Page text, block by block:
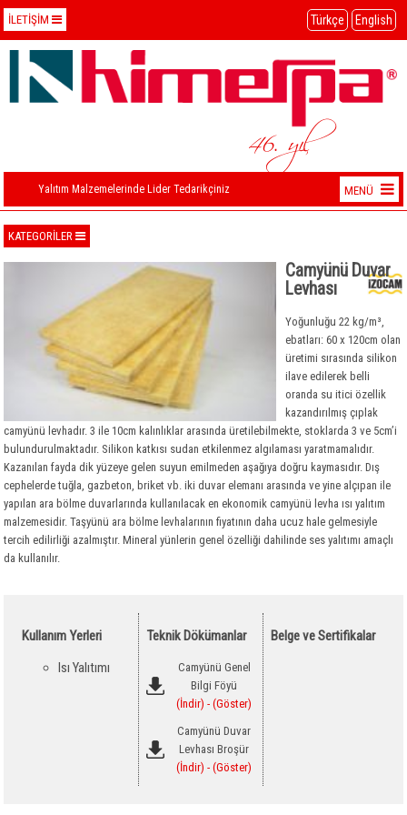
İLETİŞİM
+90 (212) 274 29 18 PBX
Türkçe English
46. yıl
Yalıtım Malzemelerinde Lider Tedarikçiniz MENÜ
KURUMSAL
ÜRÜNLER
DEPOLAR
İLETİŞİM
KATEGORİLER
Camyünü
Camyünü Levha
Camyünü Şilte
Camyünü Boru
Camyünü İğnelenmiş
Taşyünü Levha
Taşyünü Şilte
Taşyünü Boru
Taşyünü Dökme
XPS Ekstrüde Polistren
XPS Ekstrüde Polistren
EPS Ekspande Polistren
EPS Ekspande Polistren
Elastomerik Kauçuk
İzocamflex
Kauçuk Özel Malzemeler
Polietilen
Tesisat Kaplamaları
Danmat PVC Folyo
Hava Kanalları
Flexible Hava Kanalları
Havalandırma Fanları
Yardımcı Malzemeler
Ses Yalıtım Malzemeleri
Akustik Süngerler
Kauçuk Levha ve Şilteler
Yardımcı Malzemeler
Yangın Yalıtım Malzemeleri
Kalsiyum Silikat Levhalar
Yardımcı Malzemeler
Drenaj
Yardımcı Malzemeler
Bitümlü Likitler Astarlar
Bitümlü Membranlar
PVC - EPDM Membranlar
PVC Membranlar
Kauçuk Bitüm Membran
EPDM Membranlar
Geotekstil Keçe
Yapı Kimyasalları
Çatı Kaplama Malzemeleri
Çatı Bitümlü Ondüle Levha
Camyünü Duvar
Levhası
Yoğunluğu 22 kg/m³,
ebatları: 60 x 120cm olan
üretimi sırasında silikon
ilave edilerek belli
oranda su itici özellik
kazandırılmış çıplak
camyünü levhadır. 3 ile 10cm kalınlıklar arasında üretilebilmekte, stoklarda 3 ve 5cm’i
bulundurulmaktadır. Silikon katkısı sudan etkilenmez algılaması yaratmamalıdır.
Kazanılan fayda dik yüzeye gelen suyun emilmeden aşağıya doğru kaymasıdır. Dış
cephelerde tuğla, gazbeton, briket vb. iki duvar elemanı arasında ve yine alçıpan ile
yapılan ara bölme duvarlarında kullanılacak en ekonomik camyünü levha ısı yalıtım
malzemesidir. Taşyünü ara bölme levhalarının fiyatının daha ucuz hale gelmesiyle
tercih edilirliği azalmıştır. Mineral yünlerin genel özelliği dahilinde ses yalıtımı amaçlı
da kullanılır.
Kullanım Yerleri
Isı Yalıtımı
Teknik Dökümanlar
Camyünü Genel
Bilgi Föyü
(İndir) - (Göster)
Camyünü Duvar
Levhası Broşür
(İndir) - (Göster)
Belge ve Sertifikalar